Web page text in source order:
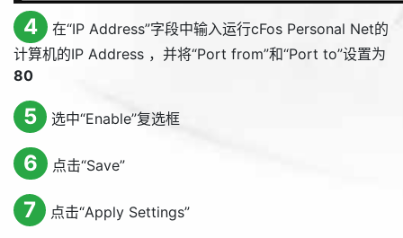
4 在“IP Address”字段中输入运行cFos Personal Net的
计算机的IP Address ，并将“Port from”和“Port to”设置为
80
5 选中“Enable”复选框
6 点击“Save”
7 点击“Apply Settings”